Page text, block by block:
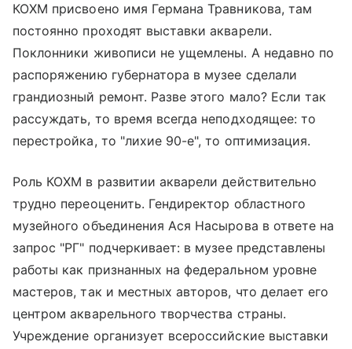
КОХМ присвоено имя Германа Травникова, там
постоянно проходят выставки акварели.
Поклонники живописи не ущемлены. А недавно по
распоряжению губернатора в музее сделали
грандиозный ремонт. Разве этого мало? Если так
рассуждать, то время всегда неподходящее: то
перестройка, то "лихие 90-е", то оптимизация.
Роль КОХМ в развитии акварели действительно
трудно переоценить. Гендиректор областного
музейного объединения Ася Насырова в ответе на
запрос "РГ" подчеркивает: в музее представлены
работы как признанных на федеральном уровне
мастеров, так и местных авторов, что делает его
центром акварельного творчества страны.
Учреждение организует всероссийские выставки